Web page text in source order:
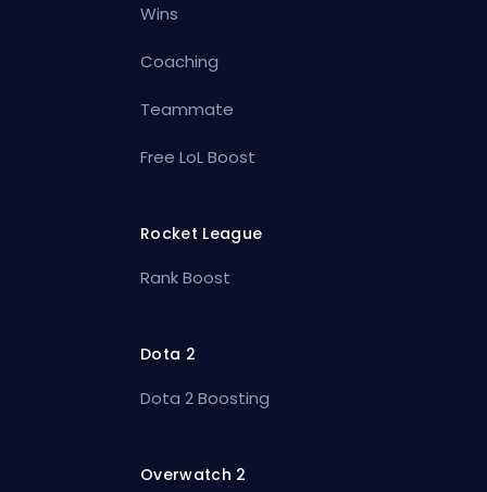
Wins
Coaching
Teammate
Free LoL Boost
Rocket League
Rank Boost
Dota 2
Dota 2 Boosting
Overwatch 2